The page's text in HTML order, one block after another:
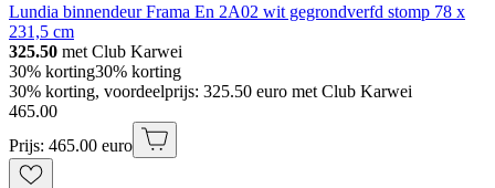
Lundia binnendeur Frama En 2A02 wit gegrondverfd stomp 78 x
231,5 cm
325.50 met Club Karwei
30% korting30% korting
30% korting, voordeelprijs: 325.50 euro met Club Karwei
465.00
Prijs: 465.00 euro